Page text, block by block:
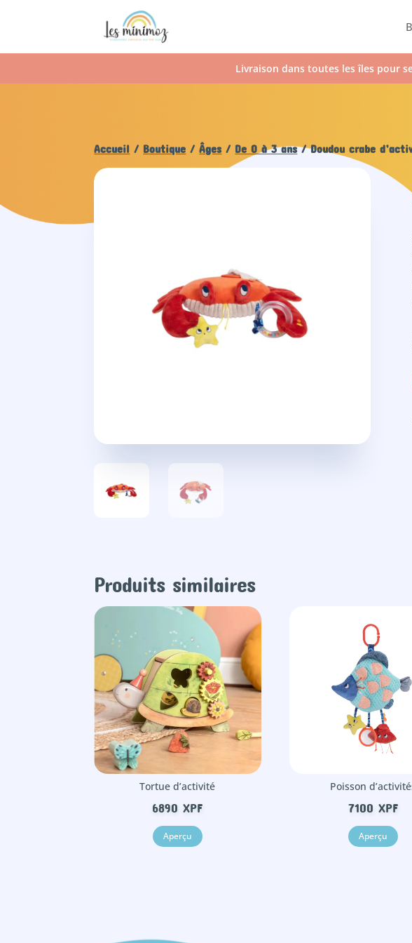
Livraison dans toutes les îles pour
Accueil / Boutique /Âges/ De 0 à 3 ans/ Doudou crabe
Produits similaires
Tortue d’activité
6890XPF
Aperçu
Poisson
7100 XPF
Aperçu